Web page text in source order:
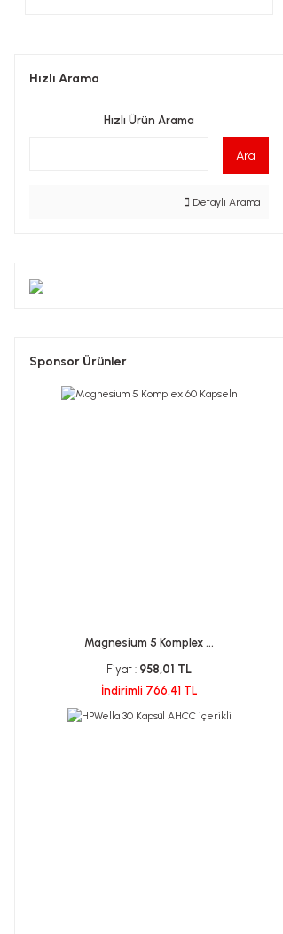
Hızlı Arama
Hızlı Ürün Arama
Ara
Detaylı Arama
Sponsor Ürünler
Magnesium 5 Komplex ...
Fiyat : 958,01 TL
İndirimli 766,41 TL